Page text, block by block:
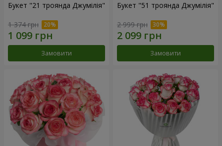
Букет "21 троянда Джумілія"
1 374 грн
Замовити
Букет "51 троянда Джумілія"
2 999 грн
Замовити